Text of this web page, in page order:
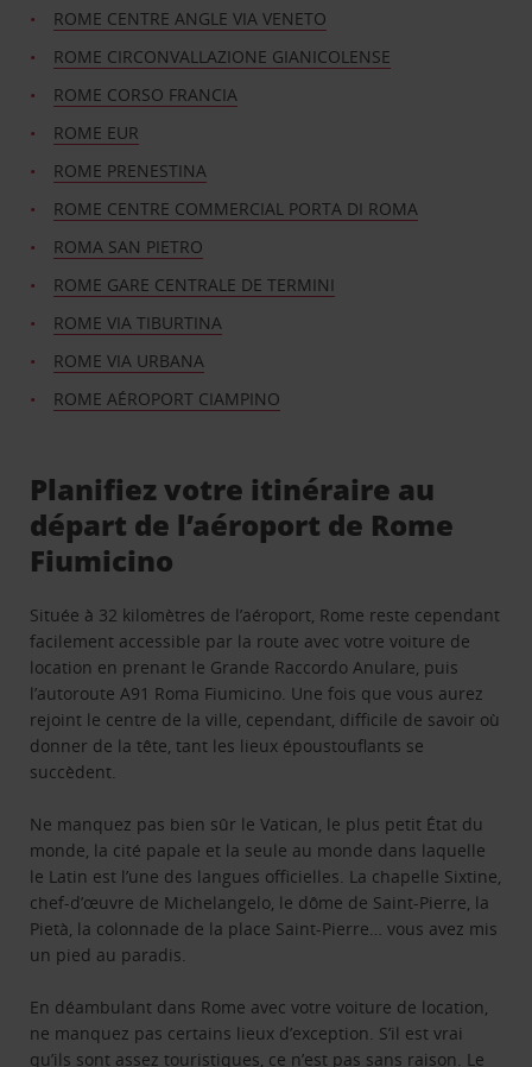
ROME CENTRE ANGLE VIA VENETO
ROME CIRCONVALLAZIONE GIANICOLENSE
ROME CORSO FRANCIA
ROME EUR
ROME PRENESTINA
ROME CENTRE COMMERCIAL PORTA DI ROMA
ROMA SAN PIETRO
ROME GARE CENTRALE DE TERMINI
ROME VIA TIBURTINA
ROME VIA URBANA
ROME AÉROPORT CIAMPINO
Planifiez votre itinéraire au
départ de l’aéroport de Rome
Fiumicino
Située à 32 kilomètres de l’aéroport, Rome reste cependant
facilement accessible par la route avec votre voiture de
location en prenant le Grande Raccordo Anulare, puis
l’autoroute A91 Roma Fiumicino. Une fois que vous aurez
rejoint le centre de la ville, cependant, difficile de savoir où
donner de la tête, tant les lieux époustouflants se
succèdent.
Ne manquez pas bien sûr le Vatican, le plus petit État du
monde, la cité papale et la seule au monde dans laquelle
le Latin est l’une des langues officielles. La chapelle Sixtine,
chef-d’œuvre de Michelangelo, le dôme de Saint-Pierre, la
Pietà, la colonnade de la place Saint-Pierre… vous avez mis
un pied au paradis.
En déambulant dans Rome avec votre voiture de location,
ne manquez pas certains lieux d’exception. S’il est vrai
qu’ils sont assez touristiques, ce n’est pas sans raison. Le